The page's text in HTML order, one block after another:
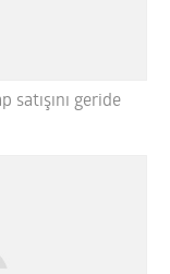
satışını geride